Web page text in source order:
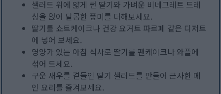
샐러드 위에 얇게 썬 딸기와 가벼운 비네그레트 드레
싱을 얹어 달콤한 풍미를 더해보세요.
딸기를 쇼트케이크나 건강 요거트 파르페 같은 디저트
에 넣어 보세요.
영양가 있는 아침 식사로 딸기를 팬케이크나 와플에
섞어 드세요.
구운 새우를 곁들인 딸기 샐러드를 만들어 근사한 메
인 요리를 즐겨보세요.